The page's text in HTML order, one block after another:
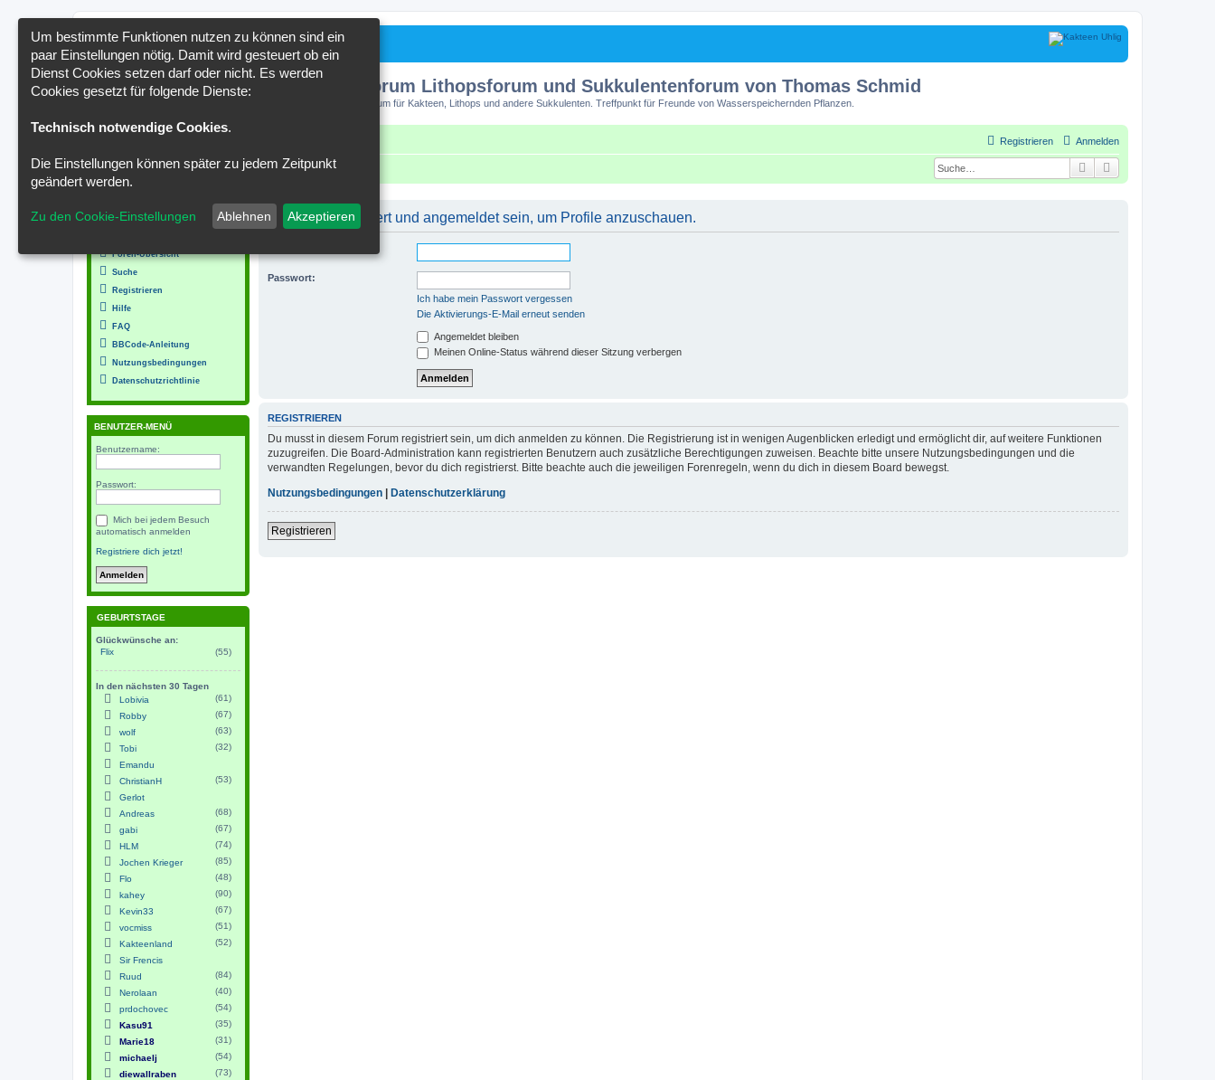
Kakteenforum Lithopsforum und Sukkulentenforum von Thomas Schmid
Forum für Kakteen, Lithops und andere Sukkulenten. Treffpunkt für Freunde von Wasserspeichernden Pflanzen.
Anmelden
Registrieren
Portal Foren-Übersicht Suche
Du musst registriert und angemeldet sein, um Profile anzuschauen.
Passwort:
Ich habe mein Passwort vergessen
Die Aktivierungs-E-Mail erneut senden
Angemeldet bleiben
Meinen Online-Status während dieser Sitzung verbergen
REGISTRIEREN
Du musst in diesem Forum registriert sein, um dich anmelden zu können. Die Registrierung ist in wenigen Augenblicken erledigt und ermöglicht dir, auf weitere Funktionen
zuzugreifen. Die Board-Administration kann registrierten Benutzern auch zusätzliche Berechtigungen zuweisen. Beachte bitte unsere Nutzungsbedingungen und die
verwandten Regelungen, bevor du dich registrierst. Bitte beachte auch die jeweiligen Forenregeln, wenn du dich in diesem Board bewegst.
Nutzungsbedingungen
Datenschutzerklärung
Registrieren
Foren-Übersicht
Suche
Registrieren
Hilfe
FAQ
BBCode-Anleitung
Nutzungsbedingungen
Datenschutzrichtlinie
BENUTZER-MENÜ
Benutzername:
Passwort:
Mich bei jedem Besuch
automatisch anmelden
Registriere dich jetzt!
GEBURTSTAGE
Glückwünsche an:
Flix
(55)
In den nächsten 30 Tagen
Lobivia
(61)
Robby
(67)
wolf
(63)
Tobi
(32)
Emandu
ChristianH
(53)
Gerlot
Andreas
(68)
gabi
(67)
HLM
(74)
Jochen Krieger
(85)
Flo
(48)
kahey
(90)
Kevin33
(67)
vocmiss
(51)
Kakteenland
(52)
Sir Frencis
Ruud
(84)
Nerolaan
(40)
prdochovec
(54)
Kasu91
(35)
Marie18
(31)
michaelj
(54)
diewallraben
(73)
Um bestimmte Funktionen nutzen zu können sind ein
paar Einstellungen nötig. Damit wird gesteuert ob ein
Dienst Cookies setzen darf oder nicht. Es werden
Cookies gesetzt für folgende Dienste:
Technisch notwendige Cookies.
Die Einstellungen können später zu jedem Zeitpunkt
geändert werden.
Zu den Cookie-Einstellungen Ablehnen Akzeptieren